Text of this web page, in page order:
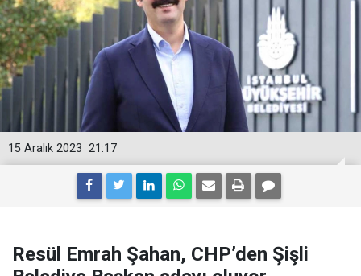
21:17
15 Aralık 2023
Resül Emrah Şahan, CHP’den Şişli